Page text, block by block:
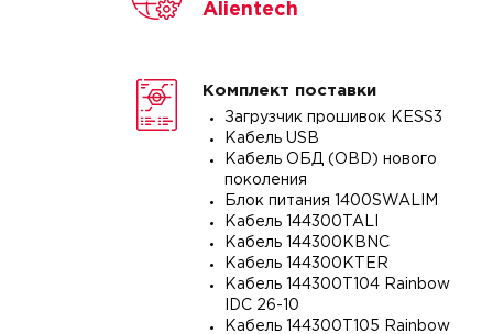
Alientech
Комплект поставки
Загрузчик прошивок KESS3
Кабель USB
Кабель ОБД (OBD) нового
поколения
Блок питания 1400SWALIM
Кабель 144300TALI
Кабель 144300KBNC
Кабель 144300KTER
Кабель 144300T104 Rainbow
IDC 26-10
Кабель 144300T105 Rainbow